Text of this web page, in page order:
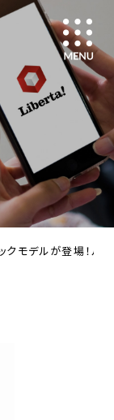
クモデルが登場！ル